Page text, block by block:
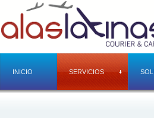
INICIO SERVICIOS